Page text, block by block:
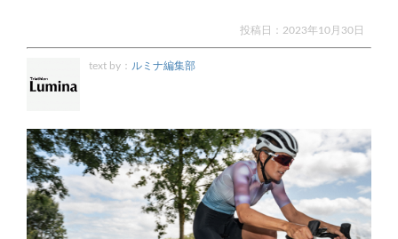
投稿日： 2023年10月30日
text by： ルミナ編集部